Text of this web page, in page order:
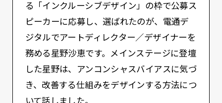
る「インクルーシブデザイン」の枠で公募ス
ピーカーに応募し、選ばれたのが、電通デ
ジタルでアートディレクター／デザイナーを
務める星野沙恵です。メインステージに登壇
した星野は、アンコンシャスバイアスに気づ
き、改善する仕組みをデザインする方法につ
いて話しました。